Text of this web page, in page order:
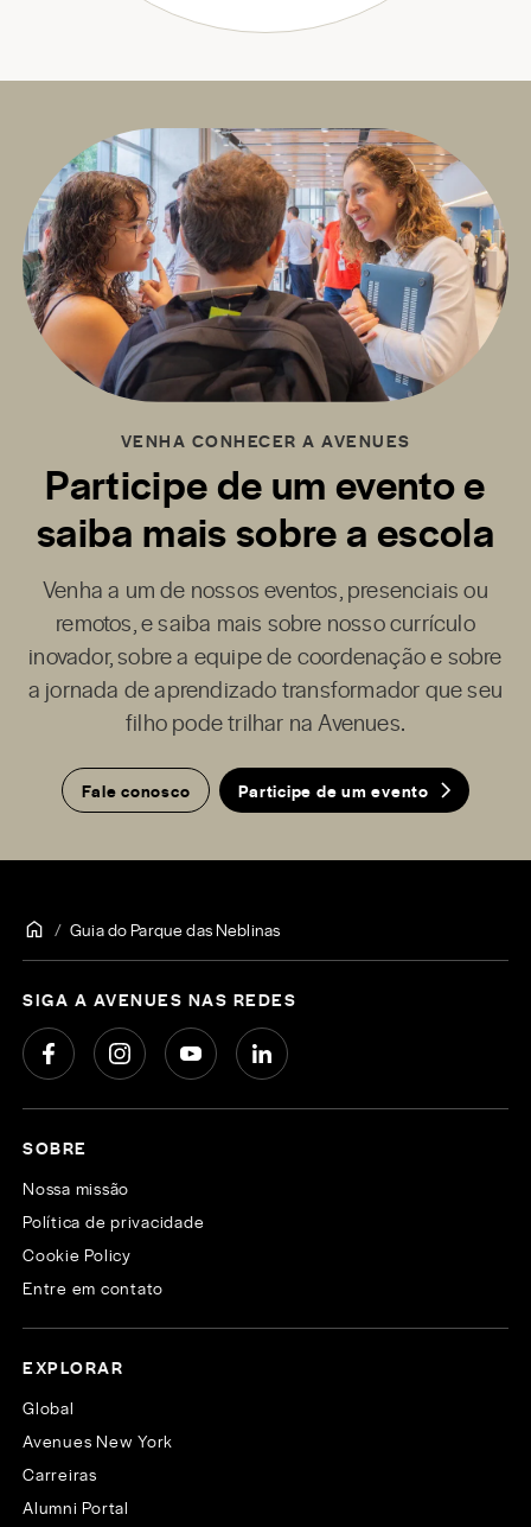
VENHA CONHECER A AVENUES
Participe de um evento e
saiba mais sobre a escola
Venha a um de nossos eventos, presenciais ou
remotos, e saiba mais sobre nosso currículo
inovador, sobre a equipe de coordenação e sobre
a jornada de aprendizado transformador que seu
filho pode trilhar na Avenues.
Fale conosco Participe de um evento
Guia do Parque das Neblinas
SIGA A AVENUES NAS REDES
SOBRE
Nossa missão
Política de privacidade
Cookie Policy
Entre em contato
EXPLORAR
Global
Avenues New York
Carreiras
Alumni Portal